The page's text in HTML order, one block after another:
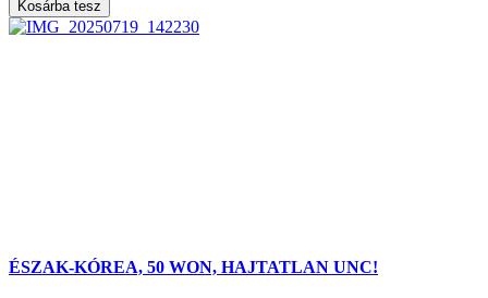
ÉSZAK-KÓREA, 50 WON, HAJTATLAN UNC!